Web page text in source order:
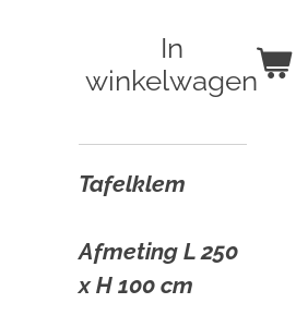
In
winkelwagen
Tafelklem
Afmeting L 250
x H 100 cm